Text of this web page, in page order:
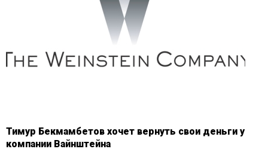
Тимур Бекмамбетов хочет вернуть свои деньги у
компании Вайнштейна